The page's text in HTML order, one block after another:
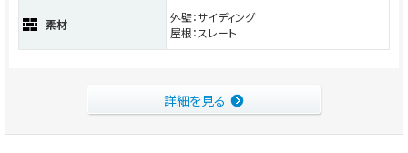
素材
外壁：サイディング
屋根：スレート
詳細を見る